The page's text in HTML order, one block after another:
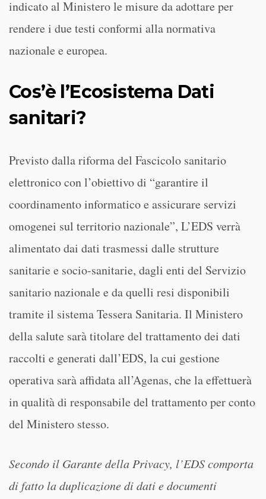
indicato al Ministero le misure da adottare per
rendere i due testi conformi alla normativa
nazionale e europea.
Cos’è l’Ecosistema Dati
sanitari?
Previsto dalla riforma del Fascicolo sanitario
elettronico con l’obiettivo di “garantire il
coordinamento informatico e assicurare servizi
omogenei sul territorio nazionale”, L’EDS verrà
alimentato dai dati trasmessi dalle strutture
sanitarie e socio-sanitarie, dagli enti del Servizio
sanitario nazionale e da quelli resi disponibili
tramite il sistema Tessera Sanitaria. Il Ministero
della salute sarà titolare del trattamento dei dati
raccolti e generati dall’EDS, la cui gestione
operativa sarà affidata all’Agenas, che la effettuerà
in qualità di responsabile del trattamento per conto
del Ministero stesso.
Secondo il Garante della Privacy, l’EDS comporta
di fatto la duplicazione di dati e documenti